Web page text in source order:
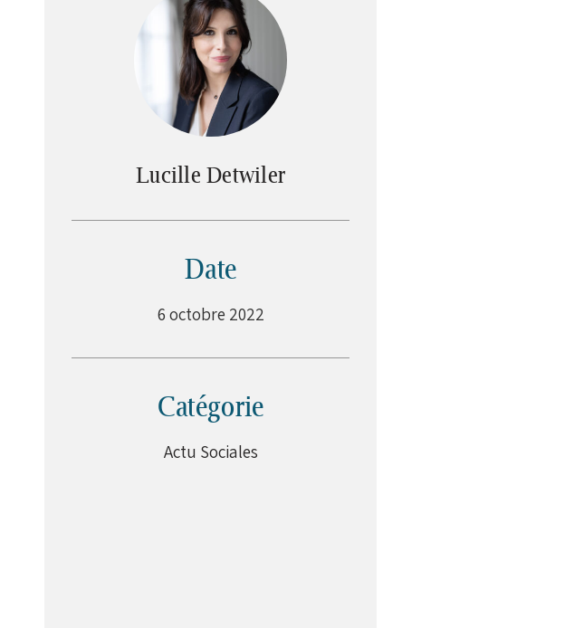
Lucille Detwiler
Date
6 octobre 2022
Catégorie
Actu Sociales